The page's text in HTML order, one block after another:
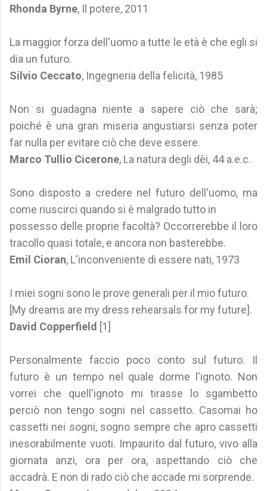
Rhonda Byrne, Il potere, 2011
La maggior forza dell'uomo a tutte le età è che egli si
dia un futuro.
Silvio Ceccato, Ingegneria della felicità, 1985
Non si guadagna niente a sapere ciò che sarà;
poiché è una gran miseria angustiarsi senza poter
far nulla per evitare ciò che deve essere.
Marco Tullio Cicerone, La natura degli dèi, 44 a.e.c.
Sono disposto a credere nel futuro dell'uomo, ma
come riuscirci quando si è malgrado tutto in
possesso delle proprie facoltà? Occorrerebbe il loro
tracollo quasi totale, e ancora non basterebbe.
Emil Cioran, L'inconveniente di essere nati, 1973
I miei sogni sono le prove generali per il mio futuro.
[My dreams are my dress rehearsals for my future].
David Copperfield [1]
Personalmente faccio poco conto sul futuro. Il
futuro è un tempo nel quale dorme l'ignoto. Non
vorrei che quell'ignoto mi tirasse lo sgambetto
perciò non tengo sogni nel cassetto. Casomai ho
cassetti nei sogni, sogno sempre che apro cassetti
inesorabilmente vuoti. Impaurito dal futuro, vivo alla
giornata anzi, ora per ora, aspettando ciò che
accadrà. E non di rado ciò che accade mi sorprende.